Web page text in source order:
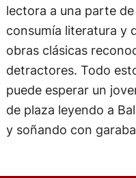
lectora a una parte
consumía literatura y
obras clásicas
detractores. Todo
puede esperar un
de plaza leyendo a
y soñando con